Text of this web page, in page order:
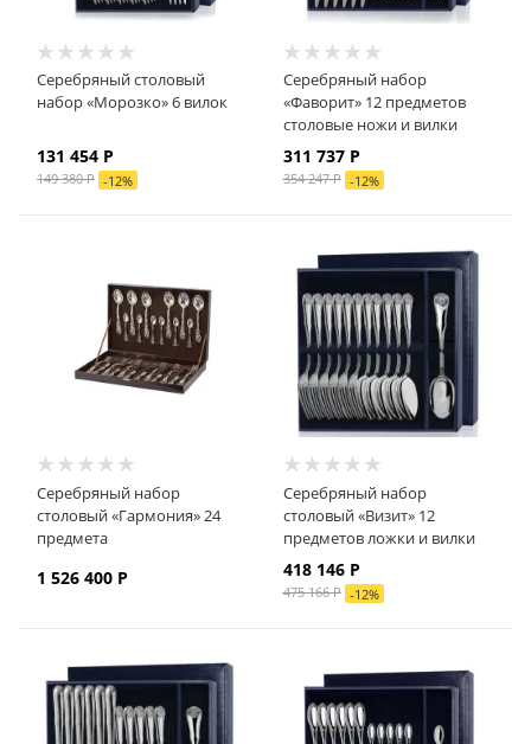
Серебряный столовый
набор «Морозко» 6 вилок
131 454 Р
149 380Р -12%
Серебряный набор
«Фаворит» 12 предметов
столовые ножи и вилки
311 737Р
354 247Р -12%
Серебряный набор
столовый «Гармония» 24
предмета
1 526 400 Р
Серебряный набор
столовый «Визит» 12
предметов ложки и вилки
418 146Р
475 166Р -12%